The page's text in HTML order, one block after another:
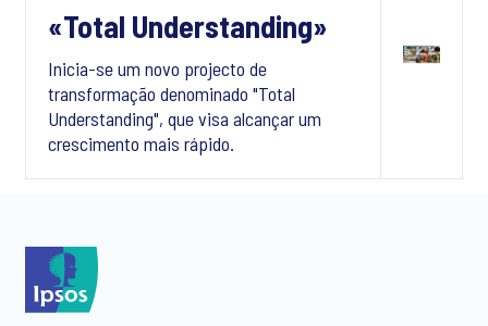
«Total Understanding»
Inicia-se um novo projecto de
transformação denominado "Total
Understanding", que visa alcançar um
crescimento mais rápido.